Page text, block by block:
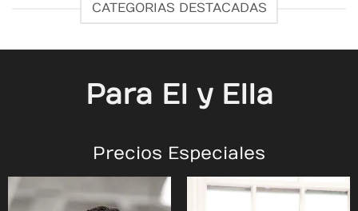
CATEGORIAS DESTACADAS
Para El y Ella
Precios Especiales